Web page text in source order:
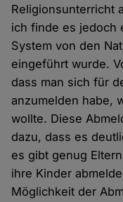
Religionsunterricht
ich finde es jedoch
System von den
eingeführt wurde.
dass man sich für
anzumelden habe,
wollte. Diese
dazu, dass es
es gibt genug
ihre Kinder
Möglichkeit der